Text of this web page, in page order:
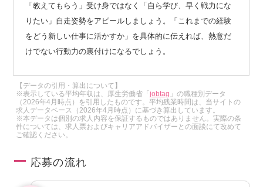
「教えてもらう」受け身ではなく「自ら学び、早く戦力にな
りたい」自走姿勢をアピールしましょう。「これまでの経験
をどう新しい仕事に活かすか」を具体的に伝えれば、熱意だ
けでない行動力の裏付けになるでしょう。
【データの引用・算出について】
※表示している平均年収は、厚生労働省「jobtag 」の職種別データ
（2026年4月時点）を引用したものです。平均残業時間は、当サイトの
求人データベース（2026年4月時点）に基づき算出しています。
※本データは個別の求人内容を保証するものではありません。実際の条
件については、求人票およびキャリアアドバイザーとの面談にて改めて
ご確認ください。
応募の流れ